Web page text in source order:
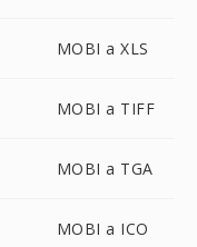
MOBI a XLS
MOBI a TIFF
MOBI a TGA
MOBI a ICO